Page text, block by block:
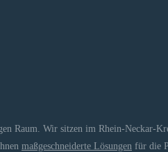
Raum. Wir sitzen im Rhein-Neckar-
maßgeschneiderte Lösungen für die